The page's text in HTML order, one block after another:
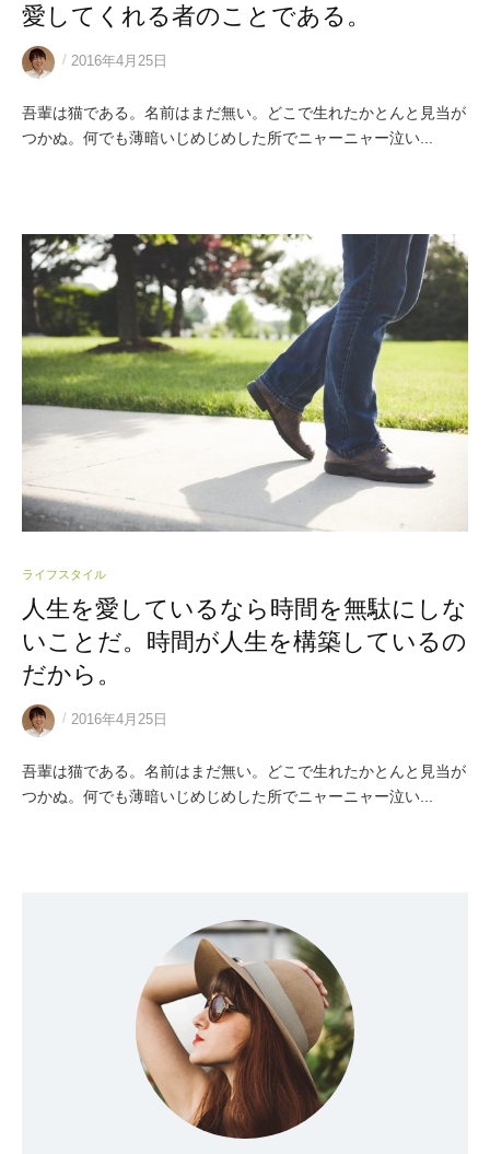
愛してくれる者のことである。
/ 2016年4月25日
吾輩は猫である。名前はまだ無い。どこで生れたかとんと見当が
つかぬ。何でも薄暗いじめじめした所でニャーニャー泣い...
ライフスタイル
人生を愛しているなら時間を無駄にしな
いことだ。時間が人生を構築しているの
だから。
/ 2016年4月25日
吾輩は猫である。名前はまだ無い。どこで生れたかとんと見当が
つかぬ。何でも薄暗いじめじめした所でニャーニャー泣い...